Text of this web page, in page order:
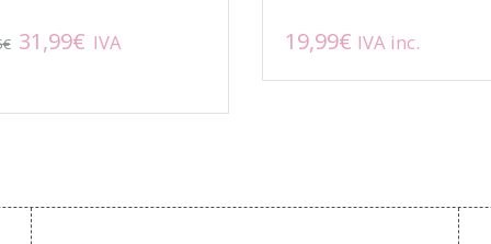
€ El
original
31,99€ El
actual
IVA
19,99€ IVA inc.